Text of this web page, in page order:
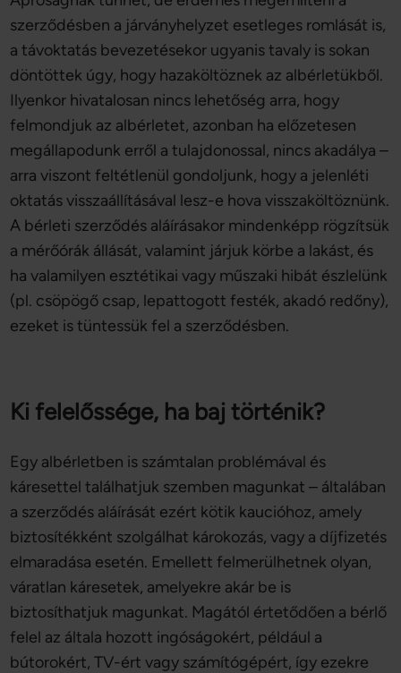
szerződésben a járványhelyzet esetleges romlását is,
a távoktatás bevezetésekor ugyanis tavaly is sokan
döntöttek úgy, hogy hazaköltöznek az albérletükből.
Ilyenkor hivatalosan nincs lehetőség arra, hogy
felmondjuk az albérletet, azonban ha előzetesen
megállapodunk erről a tulajdonossal, nincs akadálya –
arra viszont feltétlenül gondoljunk, hogy a jelenléti
oktatás visszaállításával lesz-e hova visszaköltöznünk.
A bérleti szerződés aláírásakor mindenképp rögzítsük
a mérőórák állását, valamint járjuk körbe a lakást, és
ha valamilyen esztétikai vagy műszaki hibát észlelünk
(pl. csöpögő csap, lepattogott festék, akadó redőny),
ezeket is tüntessük fel a szerződésben.
Ki felelőssége, ha baj történik?
Egy albérletben is számtalan problémával és
káresettel találhatjuk szemben magunkat – általában
a szerződés aláírását ezért kötik kaucióhoz, amely
biztosítékként szolgálhat károkozás, vagy a díjfizetés
elmaradása esetén. Emellett felmerülhetnek olyan,
váratlan káresetek, amelyekre akár be is
biztosíthatjuk magunkat. Magától értetődően a bérlő
felel az általa hozott ingóságokért, például a
bútorokért, TV-ért vagy számítógépért, így ezekre